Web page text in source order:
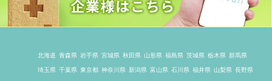
北海道 青森県 岩手県 宮城県 秋田県 山形県 福島県 茨城県 栃木県 群馬県
埼玉県 千葉県 東京都 神奈川県 新潟県 富山県 石川県 福井県 山梨県 長野県